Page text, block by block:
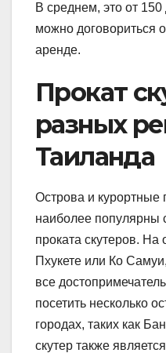
В среднем, это от
можно договориться
аренде.
Прокат
разных
Таиланда
Острова и курортные
наиболее популярны
проката скутеров. На
Пхукете или Ко
все
посетить несколько
городах, таких как
скутер также